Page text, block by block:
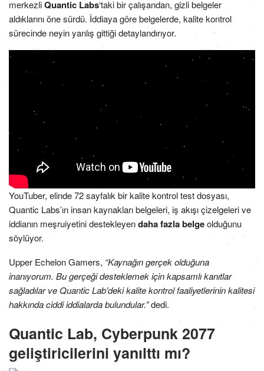
merkezliQuantic Labs‘taki bir çalışandan, gizli belgeler
aldıklarını öne sürdü. İddiaya göre belgelerde, kalite kontrol
sürecinde neyin yanlış gittiği detaylandırıyor.
YouTuber, elinde 72 sayfalık bir kalite kontrol test dosyası,
Quantic Labs’ın insan kaynakları belgeleri, iş akışı çizelgeleri ve
iddianın meşruiyetini destekleyendaha fazla belgeolduğunu
söylüyor.
Upper Echelon Gamers, “Kaynağın gerçek olduğuna
inanıyorum. Bu gerçeği desteklemek için kapsamlı kanıtlar
sağladılar ve Quantic Lab’deki kalite kontrol faaliyetlerinin kalitesi
hakkında ciddi iddialarda bulundular.”dedi.
Quantic Lab, Cyberpunk 2077
geliştiricilerini yanılttı mı?